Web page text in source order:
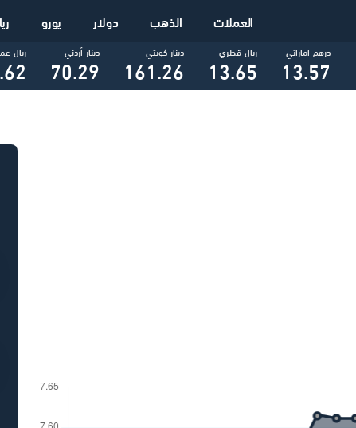
العملات الذهب دولار يورو
درهم اماراتي
13.57
ريال قطري
13.65
دينار كويتي
161.26
دينار أردني
70.29
ريال